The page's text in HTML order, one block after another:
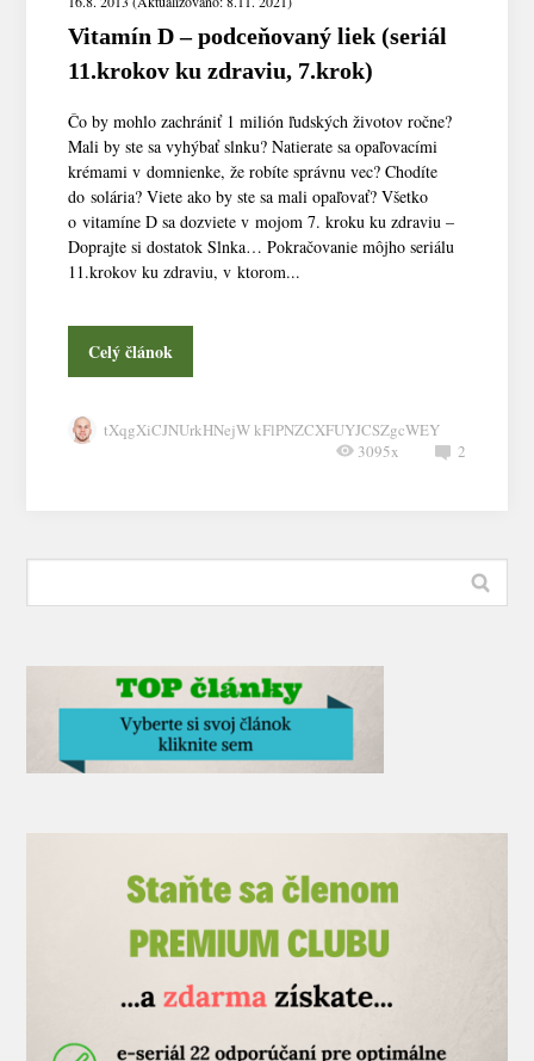
Vitamín D – podceňovaný liek (seriál
11.krokov ku zdraviu, 7.krok)
Čo by mohlo zachrániť 1 milión ľudských životov ročne?
Mali by ste sa vyhýbať slnku? Natierate sa opaľovacími
krémami v domnienke, že robíte správnu vec? Chodíte
do solária? Viete ako by ste sa mali opaľovať? Všetko
o vitamíne D sa dozviete v mojom 7. kroku ku zdraviu –
Doprajte si dostatok Slnka… Pokračovanie môjho seriálu
11.krokov ku zdraviu, v ktorom...
Celý článok
tXqgXiCJNUrkHNejW kFlPNZCXFUYJCSZgcWEY
2
3095x